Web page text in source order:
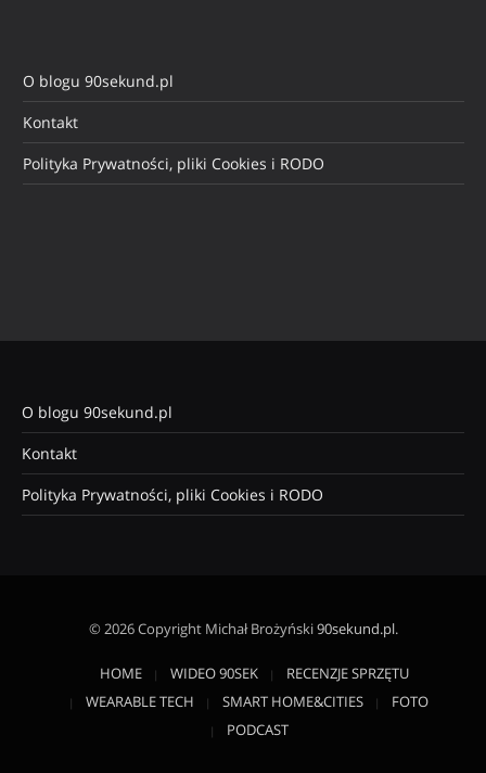
O blogu 90sekund.pl
Kontakt
Polityka Prywatności, pliki Cookies i RODO
O blogu 90sekund.pl
Kontakt
Polityka Prywatności, pliki Cookies i RODO
© 2026 Copyright Michał Brożyński90sekund.pl.
HOME WIDEO 90SEK
RECENZJE SPRZĘTU
WEARABLE TECH
SMART HOME&CITIES
FOTO
PODCAST